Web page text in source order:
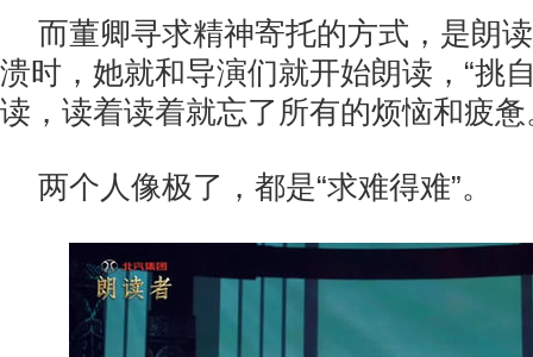
而董卿寻求精神寄托的方式，是朗
溃时，她就和导演们就开始朗读，“挑
读，读着读着就忘了所有的烦恼和疲惫
两个人像极了，都是“求难得难”。